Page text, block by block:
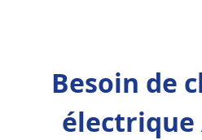
Besoin de